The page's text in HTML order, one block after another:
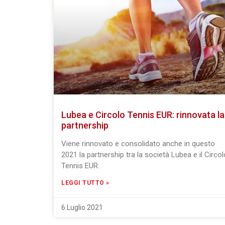
Lubea e Circolo Tennis EUR: rinnovata la
partnership
Viene rinnovato e consolidato anche in questo
2021 la partnership tra la società Lubea e il
Tennis EUR.
LEGGI TUTTO »
6 Luglio 2021